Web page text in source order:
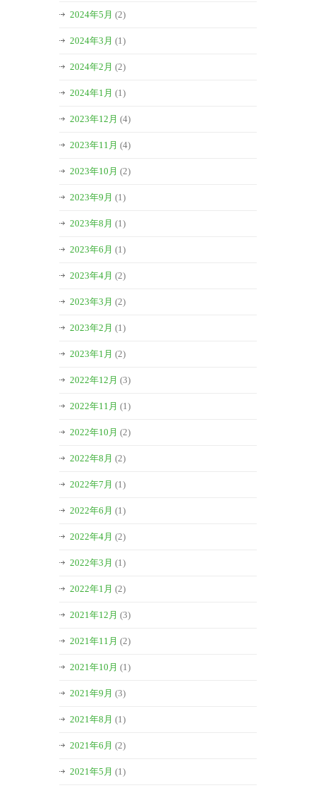
2024年5月 (2)
2024年3月 (1)
2024年2月 (2)
2024年1月 (1)
2023年12月 (4)
2023年11月 (4)
2023年10月 (2)
2023年9月 (1)
2023年8月 (1)
2023年6月 (1)
2023年4月 (2)
2023年3月 (2)
2023年2月 (1)
2023年1月 (2)
2022年12月 (3)
2022年11月 (1)
2022年10月 (2)
2022年8月 (2)
2022年7月 (1)
2022年6月 (1)
2022年4月 (2)
2022年3月 (1)
2022年1月 (2)
2021年12月 (3)
2021年11月 (2)
2021年10月 (1)
2021年9月 (3)
2021年8月 (1)
2021年6月 (2)
2021年5月 (1)